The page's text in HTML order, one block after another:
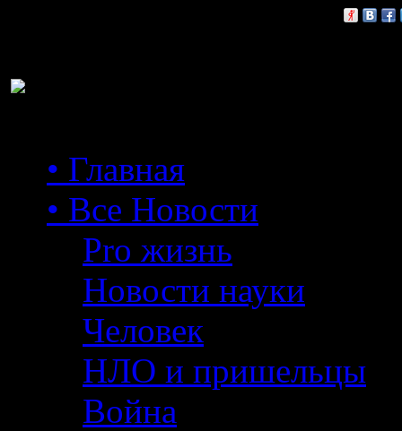
• Главная
• Все Новости
Pro жизнь
Новости науки
Человек
НЛО и пришельцы
Война